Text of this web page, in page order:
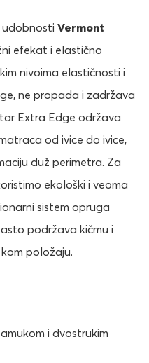
Vermont
efekat i elastično
nivoima elastičnosti i
ne propada i zadržava
Extra Edge održava
od ivice do ivice,
duž perimetra. Za
ekološki i veoma
sistem opruga
podržava kičmu i
položaju.
i dvostrukim